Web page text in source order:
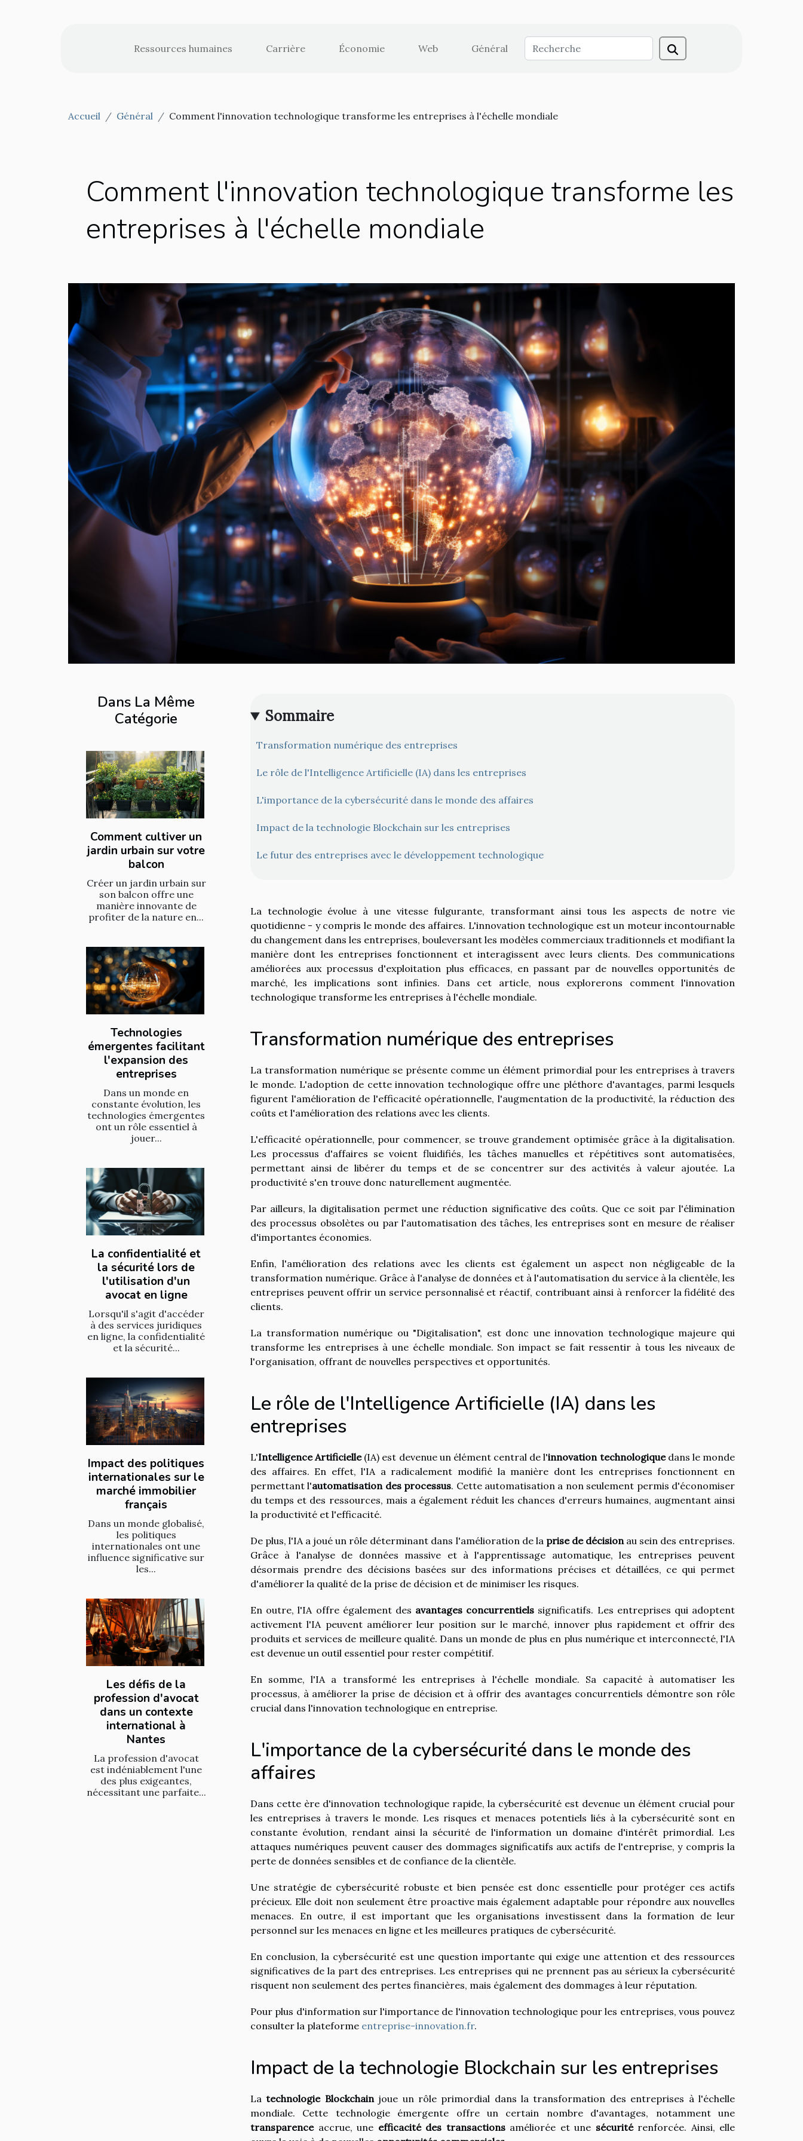
Ressources humaines Carrière Économie Web Général
Accueil Général Comment l'innovation technologique transforme les entreprises à l'échelle mondiale
Comment l'innovation technologique transforme les
entreprises à l'échelle mondiale
Dans La Même
Catégorie
Comment cultiver un
jardin urbain sur votre
balcon
Créer un jardin urbain sur
son balcon offre une
manière innovante de
profiter de la nature en...
Technologies
émergentes facilitant
l'expansion des
entreprises
Dans un monde en
constante évolution, les
technologies émergentes
ont un rôle essentiel à
jouer...
La confidentialité et
la sécurité lors de
l'utilisation d'un
avocat en ligne
Lorsqu'il s'agit d'accéder
à des services juridiques
en ligne, la confidentialité
et la sécurité...
Impact des politiques
internationales sur le
marché immobilier
français
Dans un monde globalisé,
les politiques
internationales ont une
influence significative sur
les...
Les défis de la
profession d'avocat
dans un contexte
international à
Nantes
La profession d'avocat
est indéniablement l'une
des plus exigeantes,
nécessitant une parfaite...
Sommaire
Transformation numérique des entreprises
Le rôle de l'Intelligence Artificielle (IA) dans les entreprises
L'importance de la cybersécurité dans le monde des affaires
Impact de la technologie Blockchain sur les entreprises
Le futur des entreprises avec le développement technologique
La technologie évolue à une vitesse fulgurante, transformant ainsi tous les aspects de notre vie
quotidienne - y compris le monde des affaires. L'innovation technologique est un moteur incontournable
du changement dans les entreprises, bouleversant les modèles commerciaux traditionnels et modifiant la
manière dont les entreprises fonctionnent et interagissent avec leurs clients. Des communications
améliorées aux processus d'exploitation plus efficaces, en passant par de nouvelles opportunités de
marché, les implications sont infinies. Dans cet article, nous explorerons comment l'innovation
technologique transforme les entreprises à l'échelle mondiale.
Transformation numérique des entreprises
La transformation numérique se présente comme un élément primordial pour les entreprises à travers
le monde. L'adoption de cette innovation technologique offre une pléthore d'avantages, parmi lesquels
figurent l'amélioration de l'efficacité opérationnelle, l'augmentation de la productivité, la réduction des
coûts et l'amélioration des relations avec les clients.
L'efficacité opérationnelle, pour commencer, se trouve grandement optimisée grâce à la digitalisation.
Les processus d'affaires se voient fluidifiés, les tâches manuelles et répétitives sont automatisées,
permettant ainsi de libérer du temps et de se concentrer sur des activités à valeur ajoutée. La
productivité s'en trouve donc naturellement augmentée.
Par ailleurs, la digitalisation permet une réduction significative des coûts. Que ce soit par l'élimination
des processus obsolètes ou par l'automatisation des tâches, les entreprises sont en mesure de réaliser
d'importantes économies.
Enfin, l'amélioration des relations avec les clients est également un aspect non négligeable de la
transformation numérique. Grâce à l'analyse de données et à l'automatisation du service à la clientèle, les
entreprises peuvent offrir un service personnalisé et réactif, contribuant ainsi à renforcer la fidélité des
clients.
La transformation numérique ou "Digitalisation", est donc une innovation technologique majeure qui
transforme les entreprises à une échelle mondiale. Son impact se fait ressentir à tous les niveaux de
l'organisation, offrant de nouvelles perspectives et opportunités.
Le rôle de l'Intelligence Artificielle (IA) dans les
entreprises
L'Intelligence Artificielle(IA) est devenue un élément central de l'innovation technologiquedans le monde
des affaires. En effet, l'IA a radicalement modifié la manière dont les entreprises fonctionnent en
permettant l'automatisation des processus. Cette automatisation a non seulement permis d'économiser
du temps et des ressources, mais a également réduit les chances d'erreurs humaines, augmentant ainsi
la productivité et l'efficacité.
De plus, l'IA a joué un rôle déterminant dans l'amélioration de la prise de décisionau sein des entreprises.
Grâce à l'analyse de données massive et à l'apprentissage automatique, les entreprises peuvent
désormais prendre des décisions basées sur des informations précises et détaillées, ce qui permet
d'améliorer la qualité de la prise de décision et de minimiser les risques.
En outre, l'IA offre également des avantages concurrentiels significatifs. Les entreprises qui adoptent
activement l'IA peuvent améliorer leur position sur le marché, innover plus rapidement et offrir des
produits et services de meilleure qualité. Dans un monde de plus en plus numérique et interconnecté, l'IA
est devenue un outil essentiel pour rester compétitif.
En somme, l'IA a transformé les entreprises à l'échelle mondiale. Sa capacité à automatiser les
processus, à améliorer la prise de décision et à offrir des avantages concurrentiels démontre son rôle
crucial dans l'innovation technologique en entreprise.
L'importance de la cybersécurité dans le monde des
affaires
Dans cette ère d'innovation technologique rapide, la cybersécurité est devenue un élément crucial pour
les entreprises à travers le monde. Les risques et menaces potentiels liés à la cybersécurité sont en
constante évolution, rendant ainsi la sécurité de l'information un domaine d'intérêt primordial. Les
attaques numériques peuvent causer des dommages significatifs aux actifs de l'entreprise, y compris la
perte de données sensibles et de confiance de la clientèle.
Une stratégie de cybersécurité robuste et bien pensée est donc essentielle pour protéger ces actifs
précieux. Elle doit non seulement être proactive mais également adaptable pour répondre aux nouvelles
menaces. En outre, il est important que les organisations investissent dans la formation de leur
personnel sur les menaces en ligne et les meilleures pratiques de cybersécurité.
En conclusion, la cybersécurité est une question importante qui exige une attention et des ressources
significatives de la part des entreprises. Les entreprises qui ne prennent pas au sérieux la cybersécurité
risquent non seulement des pertes financières, mais également des dommages à leur réputation.
Pour plus d'information sur l'importance de l'innovation technologique pour les entreprises, vous pouvez
consulter la plateforme entreprise-innovation.fr.
Impact de la technologie Blockchain sur les entreprises
Latechnologie Blockchainjoue un rôle primordial dans la transformation des entreprises à l'échelle
mondiale. Cette technologie émergente offre un certain nombre d'avantages, notamment une
transparenceaccrue, une efficacité des transactionsaméliorée et une sécuritérenforcée. Ainsi, elle